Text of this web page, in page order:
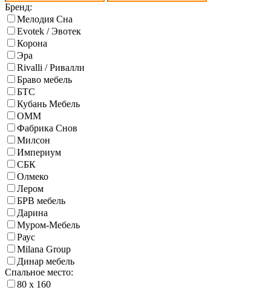
Бренд:
Мелодия Сна
Evotek / Эвотек
Корона
Эра
Rivalli / Ривалли
Браво мебель
БТС
Кубань Мебель
ОММ
Фабрика Снов
Милсон
Империум
СБК
Олмеко
Лером
БРВ мебель
Дарина
Муром-Мебель
Раус
Milana Group
Динар мебель
Спальное место:
80 х 160